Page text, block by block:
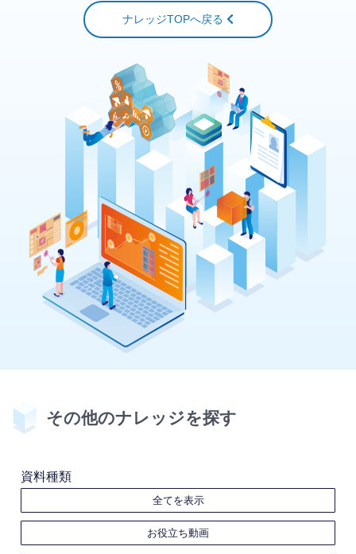
ナレッジTOPへ戻る
その他のナレッジを探す
資料種類
全てを表示
お役立ち動画